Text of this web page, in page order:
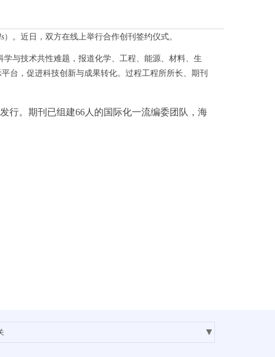
）。近日，双方在线上举行合作创刊签约仪式。
与技术共性难题，报道化学、工程、能源、材料、生
台，促进科技创新与成果转化。过程工程所所长、期刊
。期刊已组建66人的国际化一流编委团队，海